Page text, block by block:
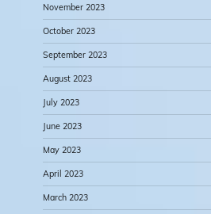
November 2023
October 2023
September 2023
August 2023
July 2023
June 2023
May 2023
April 2023
March 2023